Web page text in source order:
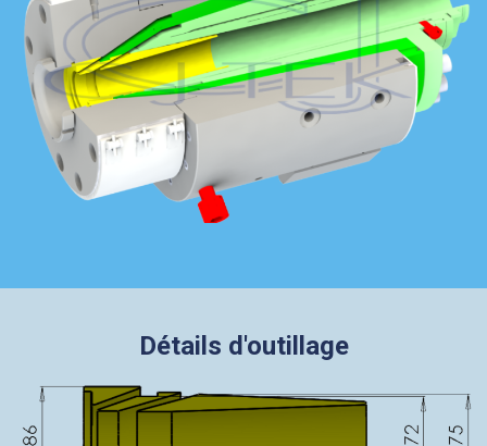
Détails d'outillage